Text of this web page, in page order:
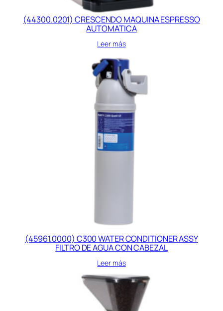
(44300.0201) CRESCENDO MAQUINA ESPRESSO
AUTOMATICA
Leer más
(45961.0000) C300 WATER CONDITIONER ASSY
FILTRO DE AGUA CON CABEZAL
Leer más